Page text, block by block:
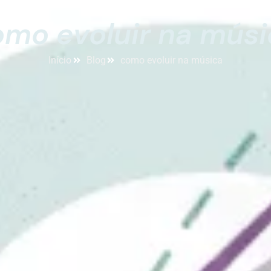
evoluir na
Início Blog como evoluir na música